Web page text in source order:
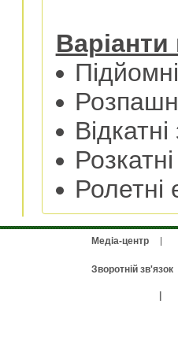
Ролетні
Медіа-центр
Зворотній зв'язок
|